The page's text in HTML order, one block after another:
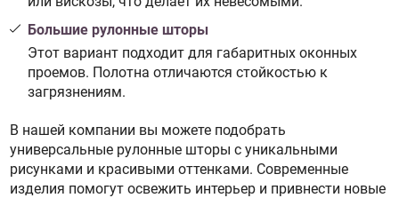
Большие рулонные шторы
Этот вариант подходит для габаритных оконных
проемов. Полотна отличаются стойкостью к
загрязнениям.
В нашей компании вы можете подобрать
универсальные рулонные шторы с уникальными
рисунками и красивыми оттенками. Современные
изделия помогут освежить интерьер и привнести новые